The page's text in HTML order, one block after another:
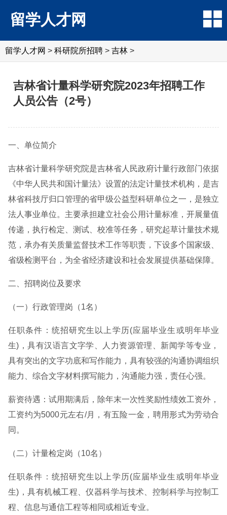
留学人才网
留学人才网 > 科研院所招聘 > 吉林 >
吉林省计量科学研究院2023年招聘工作
人员公告（2号）
一、单位简介
吉林省计量科学研究院是吉林省人民政府计量行政部门依据
《中华人民共和国计量法》设置的法定计量技术机构，是吉
林省科技厅归口管理的省甲级公益型科研单位之一，是独立
法人事业单位。主要承担建立社会公用计量标准，开展量值
传递，执行检定、测试、校准等任务，研究起草计量技术规
范，承办有关质量监督技术工作等职责，下设多个国家级、
省级检测平台，为全省经济建设和社会发展提供基础保障。
二、招聘岗位及要求
（一）行政管理岗（1名）
任职条件：统招研究生以上学历(应届毕业生或明年毕业
生)，具有汉语言文字学、人力资源管理、新闻学等专业，
具有突出的文字功底和写作能力，具有较强的沟通协调组织
能力、综合文字材料撰写能力，沟通能力强，责任心强。
薪资待遇：试用期满后，除年末一次性奖励性绩效工资外，
工资约为5000元左右/月，有五险一金，聘用形式为劳动合
同。
（二）计量检定岗（10名）
任职条件：统招研究生以上学历(应届毕业生或明年毕业
生)，具有机械工程、仪器科学与技术、控制科学与控制工
程、信息与通信工程等相同或相近专业。